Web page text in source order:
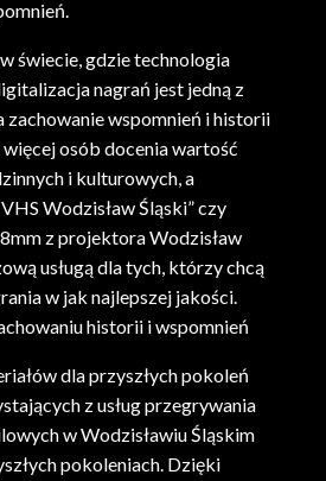
świecie, gdzie technologia
nagrań jest jedną z
zachowanie wspomnień i historii
osób docenia wartość
i kulturowych, a
Wodzisław Śląski” czy
z projektora Wodzisław
usługą dla tych, którzy chcą
w jak najlepszej jakości.
historii i wspomnień
dla przyszłych pokoleń
z usług przegrywania
w Wodzisławiu Śląskim
pokoleniach. Dzięki